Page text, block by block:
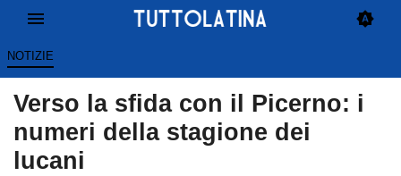
NOTIZIE
Verso la sfida con il Picerno: i
numeri della stagione dei
lucani